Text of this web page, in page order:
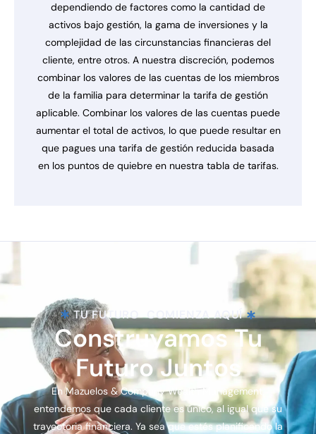
dependiendo de factores como la cantidad de
activos bajo gestión, la gama de inversiones y la
complejidad de las circunstancias financieras del
cliente, entre otros. A nuestra discreción, podemos
combinar los valores de las cuentas de los miembros
de la familia para determinar la tarifa de gestión
aplicable. Combinar los valores de las cuentas puede
aumentar el total de activos, lo que puede resultar en
que pagues una tarifa de gestión reducida basada
en los puntos de quiebre en nuestra tabla de tarifas.
TU FUTUROCOMIENZA AQUÍ
Construyamos Tu
Futuro Juntos
En Mazuelos & Company Wealth Management,
entendemos que cada cliente es único, al igual que su
trayectoria financiera. Ya sea que estés planificando la